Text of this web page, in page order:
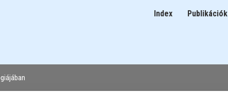
MainIndex Publikációk